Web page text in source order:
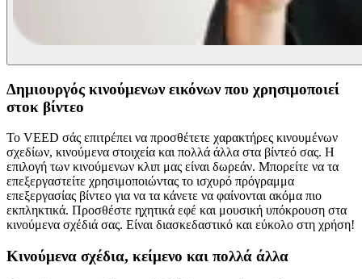
Δημιουργός κινούμενων εικόνων που χρησιμοποιεί
στοκ βίντεο
Το VEED σάς επιτρέπει να προσθέτετε χαρακτήρες κινουμένων
σχεδίων, κινούμενα στοιχεία και πολλά άλλα στα βίντεό σας. Η
επιλογή των κινούμενων κλιπ μας είναι δωρεάν. Μπορείτε να τα
επεξεργαστείτε χρησιμοποιώντας το ισχυρό πρόγραμμα
επεξεργασίας βίντεο για να τα κάνετε να φαίνονται ακόμα πιο
εκπληκτικά. Προσθέστε ηχητικά εφέ και μουσική υπόκρουση στα
κινούμενα σχέδιά σας. Είναι διασκεδαστικό και εύκολο στη χρήση!
Κινούμενα σχέδια, κείμενο και πολλά άλλα